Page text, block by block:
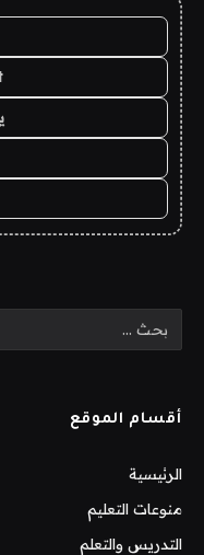
أقسام الموقع
الرئيسية
منوعات التعليم
التدريس والتعلم